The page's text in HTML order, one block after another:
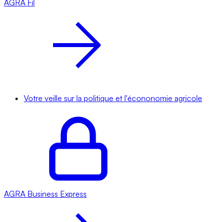
AGRA Fil
Votre veille sur la politique et l'écononomie agricole
AGRA Business Express